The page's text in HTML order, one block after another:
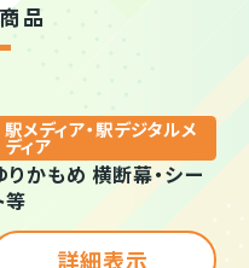
品
駅メディア・駅デジタルメ
ディア
りかもめ 横断幕・シー
等
詳細表示